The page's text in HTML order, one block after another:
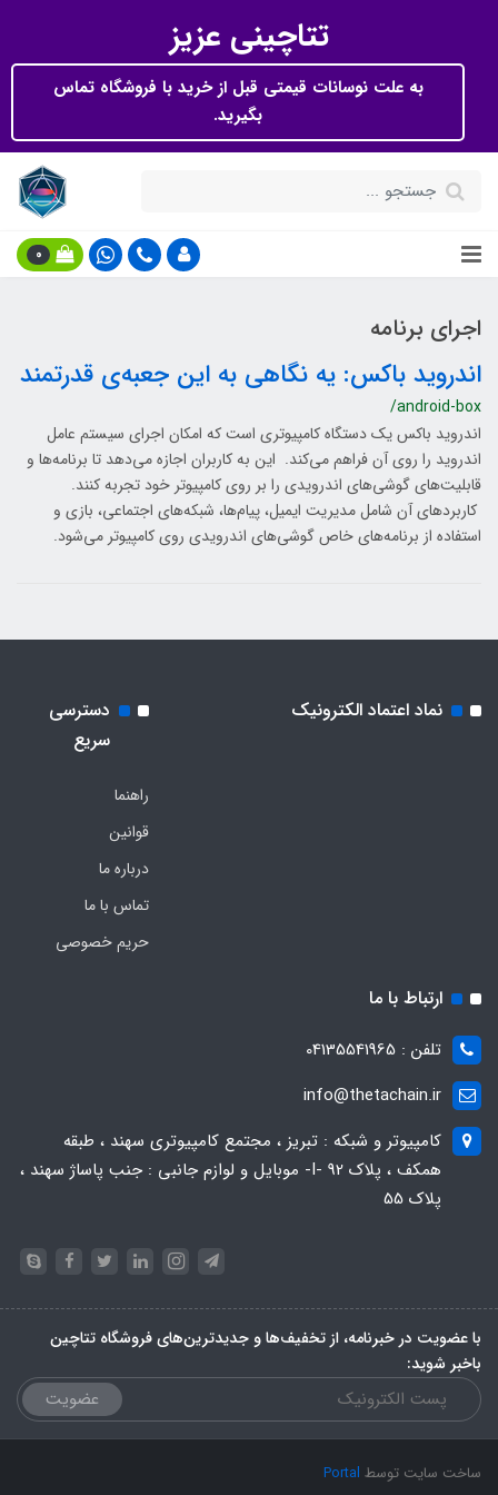
تتاچینی عزیز
به علت نوسانات قیمتی قبل از خرید با فروشگاه تماس
بگیرید.
0
اجرای برنامه
اندروید باکس: یه نگاهی به این جعبه‌ی قدرتمند
/android-box
اندروید باکس یک دستگاه کامپیوتری است که امکان اجرای سیستم عامل
اندروید را روی آن فراهم می‌کند. این به کاربران اجازه می‌دهد تا برنامه‌ها و
قابلیت‌های گوشی‌های اندرویدی را بر روی کامپیوتر خود تجربه کنند.
کاربردهای آن شامل مدیریت ایمیل، پیام‌ها، شبکه‌های اجتماعی، بازی و
استفاده از برنامه‌های خاص گوشی‌های اندرویدی روی کامپیوتر می‌شود.
نماد اعتماد الکترونیک
دسترسی
سریع
راهنما
قوانین
درباره ما
تماس با ما
حریم خصوصی
ارتباط با ما
تلفن : 04135541965
info@thetachain.ir
کامپیوتر و شبکه : تبریز ، مجتمع کامپیوتری سهند ، طبقه
همکف ، پلاک 92 -I- موبایل و لوازم جانبی : جنب پاساژ سهند ،
پلاک 55
با عضویت در خبرنامه، از تخفیف‌ها و جدیدترین‌های فروشگاه تتاچین
باخبر شوید:
عضویت
ساخت سایت توسط Portal